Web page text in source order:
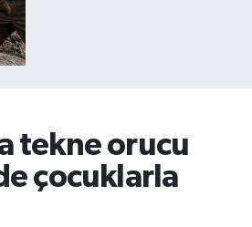
tekne orucu
çocuklarla
ve Fikstür